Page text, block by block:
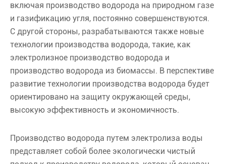
включая производство водорода на природном газе
и газификацию угля, постоянно совершенствуются.
С другой стороны, разрабатываются также новые
технологии производства водорода, такие, как
электролизное производство водорода и
производство водорода из биомассы. В перспективе
развитие технологии производства водорода будет
ориентировано на защиту окружающей среды,
высокую эффективность и экономичность.
Производство водорода путем электролиза воды
представляет собой более экологически чистый